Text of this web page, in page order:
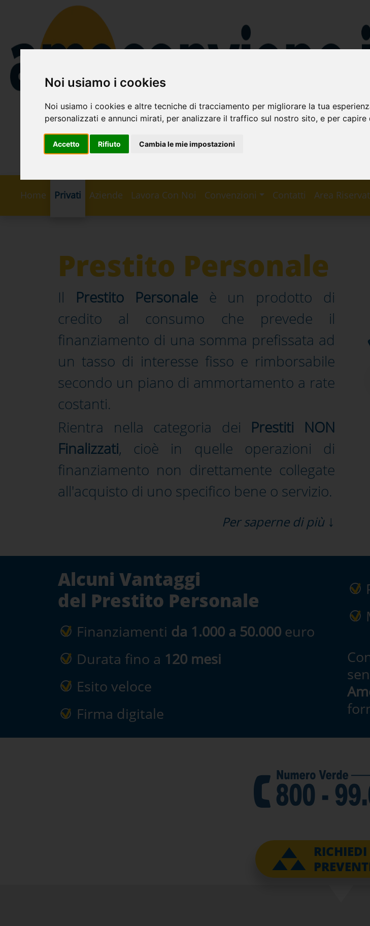
Noi usiamo i cookies
Noi usiamo i cookies e altre tecniche di tracciamento per migliorare la tua
personalizzati e annunci mirati, per analizzare il traffico sul nostro sito, e per
Accetto Rifiuto Cambia le mie impostazioni
Home Privati Aziende Lavora Con Noi Convenzioni Contatti Area
Prestito Personale
Il Prestito Personaleè un prodotto di
credito al consumo che prevede il
finanziamento di una somma prefissata ad
un tasso di interesse fisso e rimborsabile
secondo un piano di ammortamento a rate
costanti.
Rientra nella categoria dei Prestiti NON
Finalizzati, cioè in quelle operazioni di
finanziamento non direttamente collegate
all'acquisto di uno specifico bene o servizio.
Per saperne di più ↓
Alcuni Vantaggi
del Prestito Personale
Finanziamenti da 1.000 a 50.000 euro
Durata fino a 120 mesi
Esito veloce
Firma digitale